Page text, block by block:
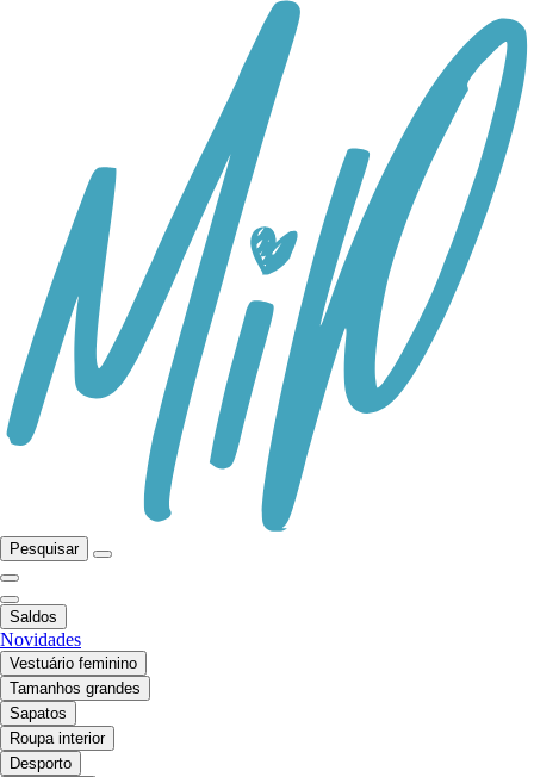
Pesquisar
Saldos
Novidades
Vestuário feminino
Tamanhos grandes
Sapatos
Roupa interior
Desporto